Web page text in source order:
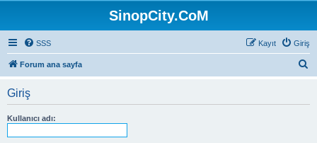
SinopCity.CoM
SSS Giriş
Kayıt
Forum ana sayfa
Giriş
Kullanıcı adı: